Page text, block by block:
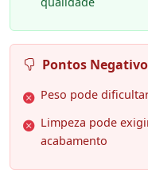
Pontos
Peso pode
Limpeza pode
acabamento